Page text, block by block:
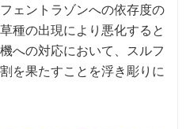
ェントラゾンへの依存度の
種の出現により悪化すると
への対応において、スルフ
を果たすことを浮き彫りに